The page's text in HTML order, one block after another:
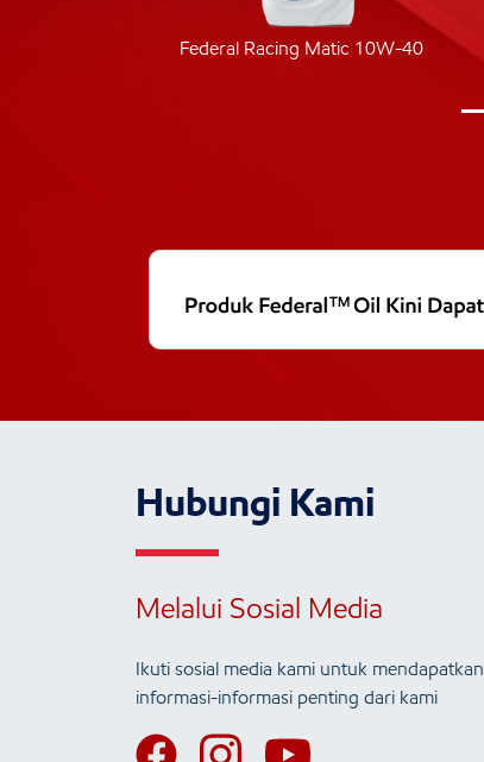
Federal Racing Matic 10W-40
Hubungi Kami
Melalui Sosial Media
Ikuti sosial media kami untuk mendapatkan
informasi-informasi penting dari kami